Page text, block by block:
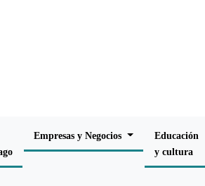
Empresas y Negocios
Educación
y cultura